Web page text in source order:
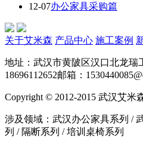
12-07办公家具采购篇
关于艾米森 产品中心 施工案例
地址：武汉市黄陂区汉口北龙瑞
18696112652邮箱：
Copyright © 2012-2015 武汉艾
涉及领域：武汉办公家具系列 /
列 / 隔断系列 / 培训桌椅系列